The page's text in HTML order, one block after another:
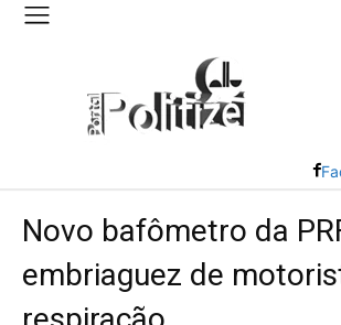
Novo bafômetro da
embriaguez de